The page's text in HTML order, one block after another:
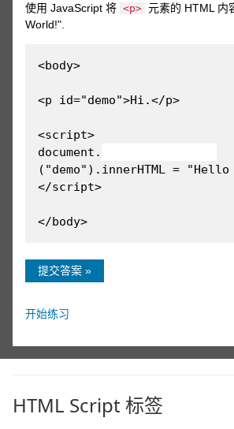
使用 JavaScript 将 <p> 元素的 HTML 内
World!".
<body>
<p id="demo">Hi.</p>
<script>
document.
("demo").innerHTML =
</script>
</body>
提交答案 »
开始练习
HTML Script 标签